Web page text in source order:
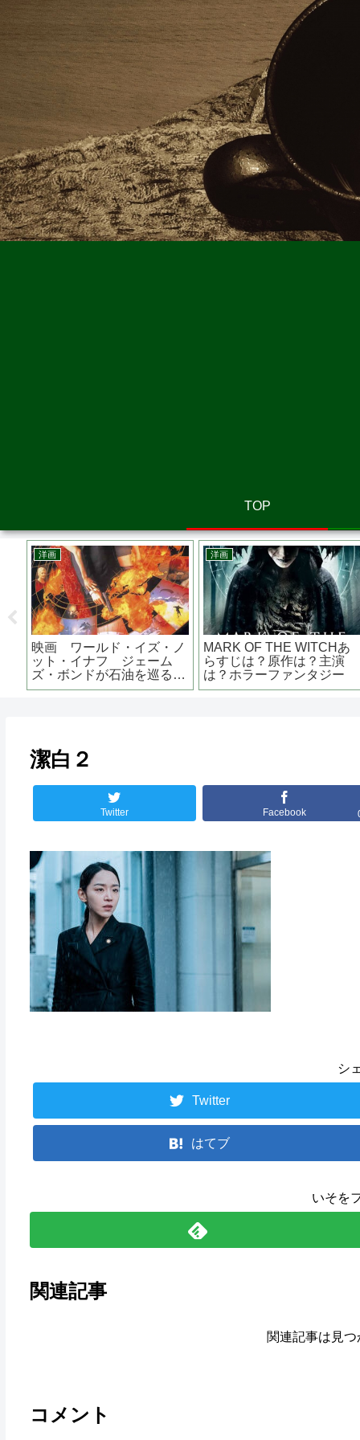
TOP
洋画
映画 ワールド・イズ・ノ
ット・イナフ ジェーム
ズ・ボンドが石油を巡る陰
謀に挑む
洋画
MARK OF THE WITCHあ
らすじは？原作は？主演
は？ホラーファンタジー
潔白２
Twitter Facebook
シ
Twitter
はてブ
いそを
関連記事
関連記事は見
コメント